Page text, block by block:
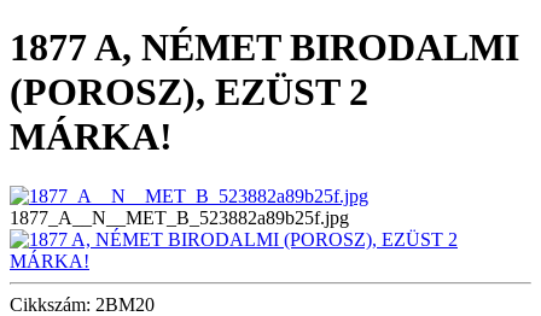
1877 A, NÉMET BIRODALMI
(POROSZ), EZÜST 2
MÁRKA!
1877_A__N__MET_B_523882a89b25f.jpg
Cikkszám: 2BM20